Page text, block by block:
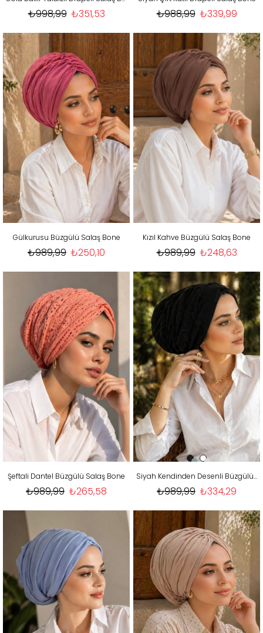
₺351,53
₺998,99 ₺339,99
₺988,99
Gülkurusu Büzgülü Salaş Bone
₺250,10
₺989,99
Kızıl Kahve Büzgülü Salaş Bone
₺248,63
₺989,99
Şeftali Dantel Büzgülü Salaş Bone
₺265,58
₺989,99
Siyah Kendinden Desenli Büzgülü Salaş Bone
₺334,29
₺989,99